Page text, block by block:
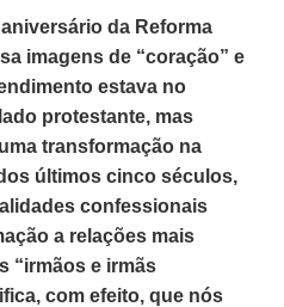
da Reforma
imagens de “coração” e
estava no
protestante, mas
transformação na
últimos cinco séculos,
confessionais
a relações mais
“irmãos e irmãs
com efeito, que nós